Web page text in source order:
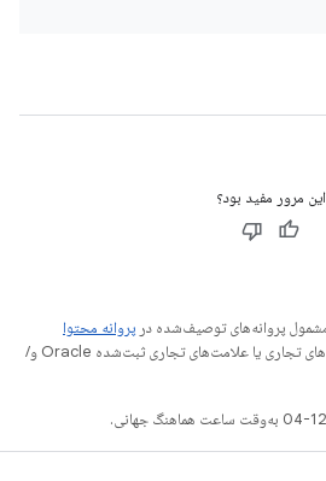
این مرور مفید بود؟
پروانه‌های توصیف‌شده در پروانه محتوا
هستند. جاوا و OpenJDK علامت‌های تجاری یا علامت‌های تجاری ثبت‌شده Oracle و/